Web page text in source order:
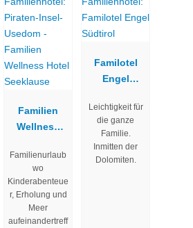
Familien
Wellness
Seeklause
Familienurlaub
wo
Kinderabenteue
r, Erholung und
Meer
aufeinandertreff
Familotel
Engel
Leichtigkeit für
die ganze
Familie.
Inmitten der
Dolomiten.